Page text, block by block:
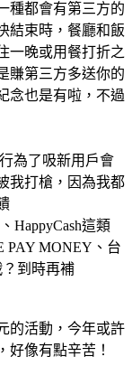
種都會有第三方的
結束時，餐廳和飯
一晚或用餐打折之
賺第三方多送你的
念也是有啦，不過
為了吸新用戶會
我打槍，因為我都
HappyCash這類
PAY MONEY、台
到時再補
的活動，今年或許
好像有點辛苦！